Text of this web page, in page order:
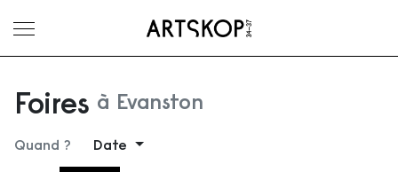
Ouvrir le menu
Foires à Evanston
Quand ?
Date